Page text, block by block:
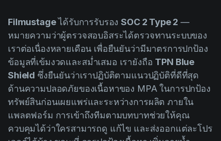
Filmustageได้รับการรับรองSOC 2 Type 2 —
หมายความว่าผู้ตรวจสอบอิสระได้ตรวจทานระบบของ
เราต่อเนื่องหลายเดือน เพื่อยืนยันว่ามีมาตรการปกป้อง
ข้อมูลที่เข้มงวดและสม่ำเสมอ เรายังถือ TPN Blue
Shield ซึ่งยืนยันว่าเราปฏิบัติตามแนวปฏิบัติที่ดีที่สุด
ด้านความปลอดภัยของเนื้อหาของ MPA ในการปกป้อง
ทรัพย์สินก่อนเผยแพร่และระหว่างการผลิต ภายใน
แพลตฟอร์ม การเข้าถึงทีมตามบทบาทช่วยให้คุณ
ควบคุมได้ว่าใครสามารถดู แก้ไข และส่งออกแต่ละโปร